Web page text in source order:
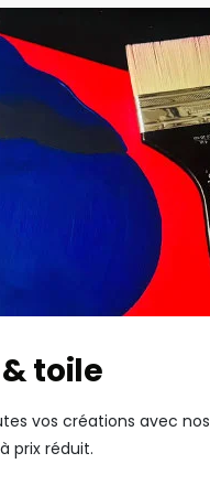
toile
vos créations avec nos
prix réduit.